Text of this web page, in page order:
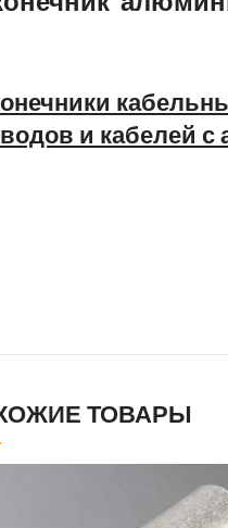
и кабелей
ТОВАРЫ